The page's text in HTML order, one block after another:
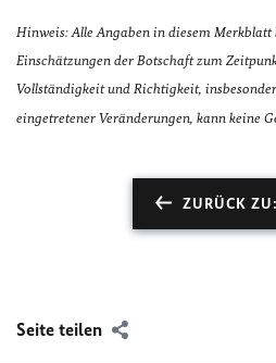
Hinweis: Alle Angaben in diesem
Einschätzungen der Botschaft zum
Vollständigkeit und Richtigkeit,
eingetretener Veränderungen, kann keine
ZURÜCK
Seite teilen